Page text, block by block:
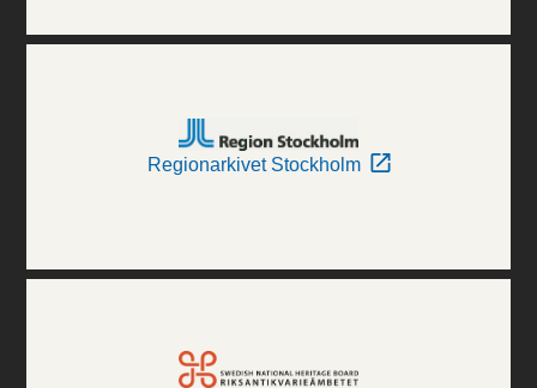
Regionarkivet Stockholm